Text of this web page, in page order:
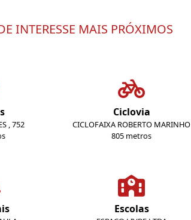
INTERESSE MAIS PRÓXIMOS
, 752
Ciclovia
CICLOFAIXA ROBERTO MARINHO
805 metros
Escolas